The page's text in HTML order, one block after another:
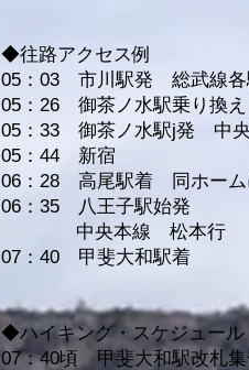
◆往路アクセス例
05：03 市川駅発 総武線各
05：26 御茶ノ水駅乗り換
05：33 御茶ノ水駅j発 中
05：44 新宿
06：28 高尾駅着 同ホーム
06：35 八王子駅始発
中央本線 松本行
07：40 甲斐大和駅着
◆ハイキング・スケジュール
07：40頃 甲斐大和駅改札集